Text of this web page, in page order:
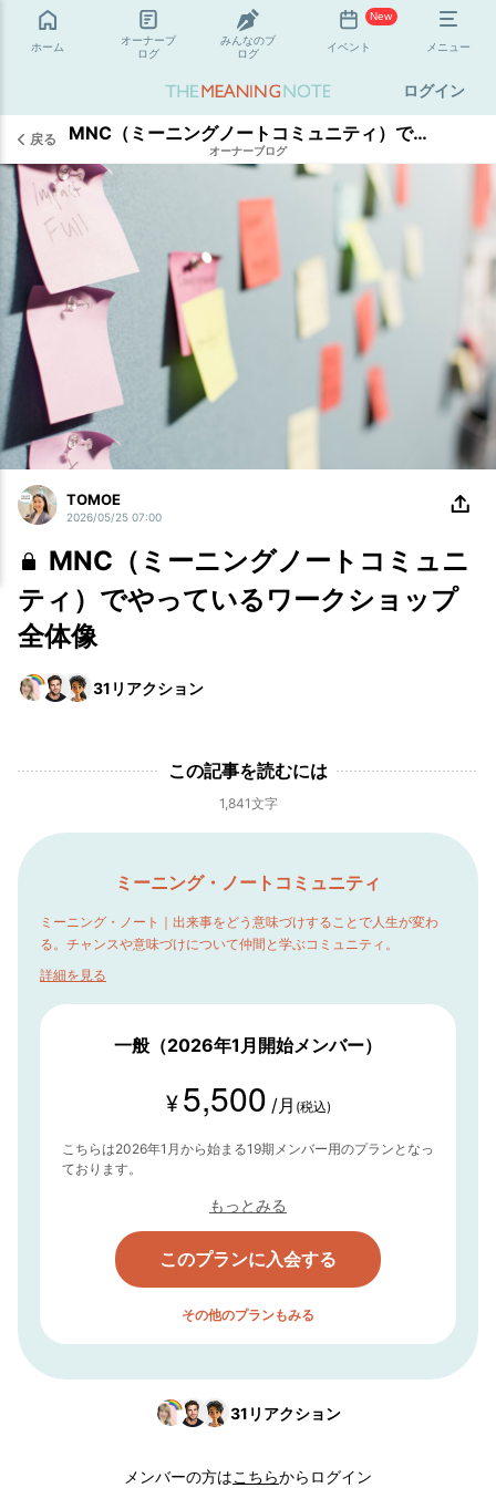
ホーム
オーナーブ
ログ
みんなのブ
ログ
New
イベント メニュー
ログイン
戻る MNC（ミーニングノートコミュニティ）でやっているワークショップ全体像
オーナーブログ
TOMOE
2026/05/25 07:00
MNC（ミーニングノートコミュニ
ティ）でやっているワークショップ
全体像
31 リアクション
この記事を読むには
1,841文字
ミーニング・ノートコミュニティ
ミーニング・ノート｜出来事をどう意味づけすることで人生が変わ
る。チャンスや意味づけについて仲間と学ぶコミュニティ。
詳細を見る
一般（2026年1月開始メンバー）
¥ 5,500 /月 (税込)
こちらは2026年1月から始まる19期メンバー用のプランとなっ
ております。
もっとみる
このプランに入会する
その他のプランもみる
31 リアクション
メンバーの方はこちらからログイン